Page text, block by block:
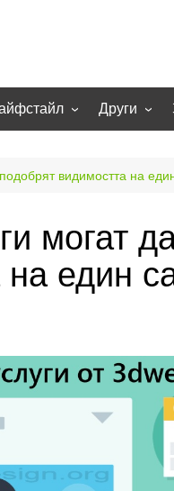
климатизация
Други
СТАТИИ
Помощна
UFO
видимостта на
могат
един